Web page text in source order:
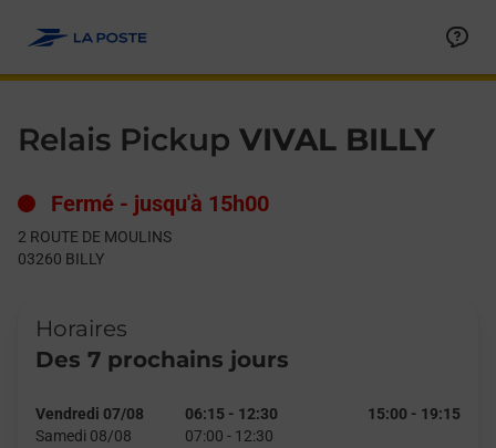
Relais Pickup VIVAL BILLY
Fermé - jusqu'à 15h00
2 ROUTE DE MOULINS
03260 BILLY
Horaires
Des 7 prochains jours
Vendredi 07/08 06:15 - 12:30 15:00 - 19:15
Samedi 08/08
07:00 - 12:30